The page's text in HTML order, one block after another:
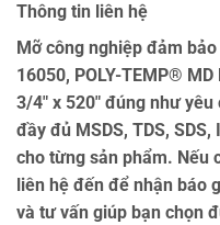
Thông tin liên hệ
Mỡ công nghiệp đảm
16050, POLY-TEMP®
3/4″ x 520″ đúng như
đầy đủ MSDS, TDS,
cho từng sản phẩm. Nếu
liên hệ đến để nhận báo
và tư vấn giúp bạn chọn